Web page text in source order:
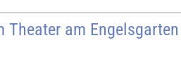
Theater am Engelsgarten